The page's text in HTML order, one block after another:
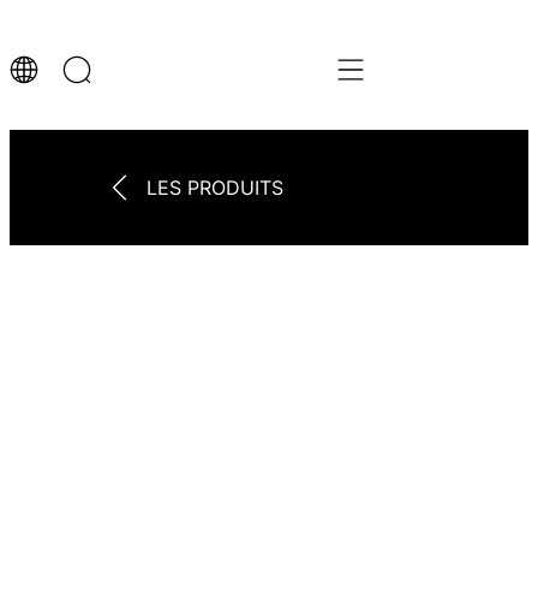
LES PRODUITS